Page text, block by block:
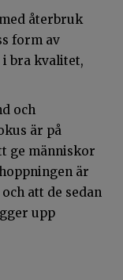
återbruk
form av
i bra kvalitet,
och
är på
ge människor
är
att de sedan
upp